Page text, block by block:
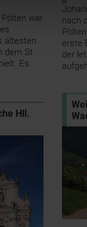
war
ältesten
dem St.
Es
nach
erste
der
Hll.